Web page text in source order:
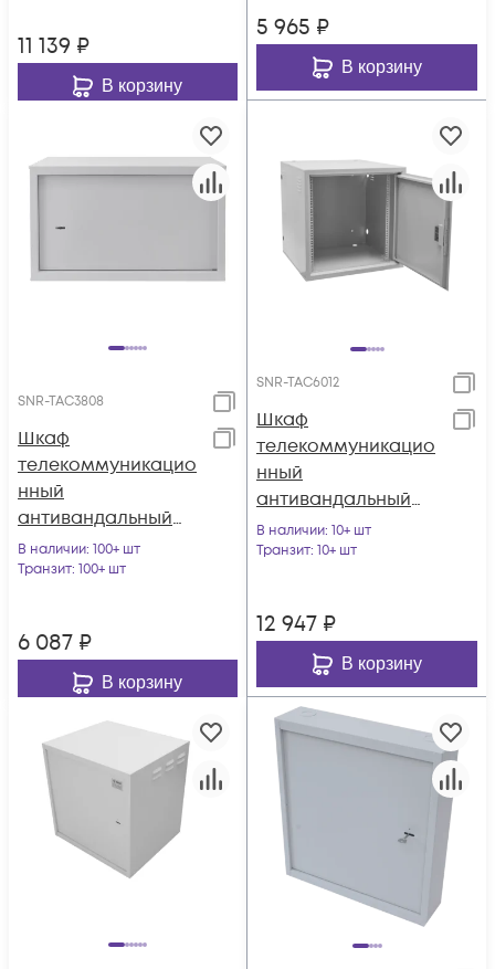
11 139 ₽
В корзину
5 965 ₽
В корзину
SNR-TAC3808
Шкаф
телекоммуникацио
нный
антивандальный
SNR-TAC3808
(400х600х380)
В наличии: 100+ шт
Транзит: 100+ шт
6 087 ₽
В корзину
SNR-TAC6012
Шкаф
телекоммуникацио
нный
антивандальный
SNR-TAC6012
(600х600х600)
В наличии: 10+ шт
Транзит: 10+ шт
12 947 ₽
В корзину